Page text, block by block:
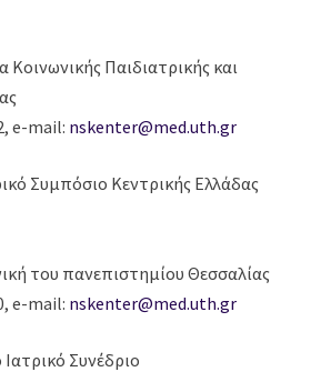
Κοινωνικής Παιδιατρικής και
e-mail: nskenter@med.uth.gr
Συμπόσιο Κεντρικής Ελλάδας
του πανεπιστημίου Θεσσαλίας
e-mail: nskenter@med.uth.gr
Συνέδριο